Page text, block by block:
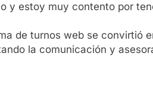
y estoy muy contento por
de turnos web se convirtió
la comunicación y